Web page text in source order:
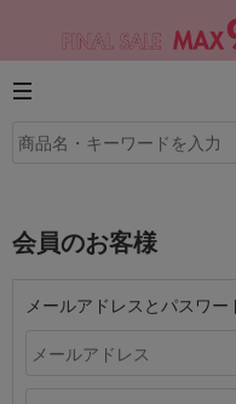
会員のお客様
メールアドレスとパスワー